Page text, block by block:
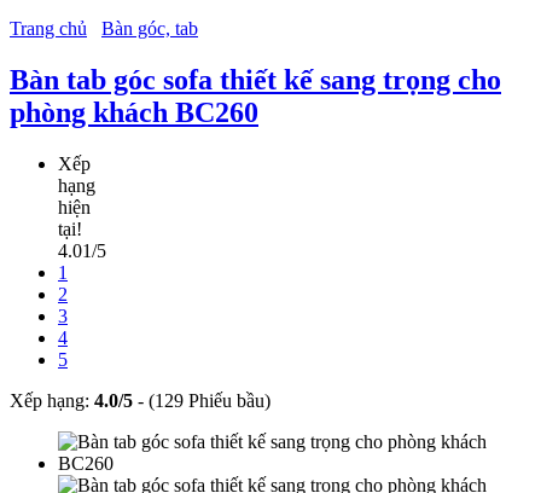
Trang chủ
Bàn góc, tab
Bàn tab góc sofa thiết kế sang trọng cho
phòng khách BC260
Xếp
hạng
hiện
tại!
4.01/5
1
2
3
4
5
Xếp hạng: 4.0/5 - (129 Phiếu bầu)